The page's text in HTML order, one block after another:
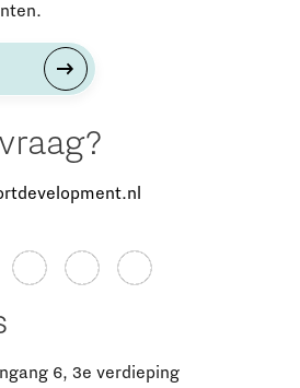
6, 3e verdieping